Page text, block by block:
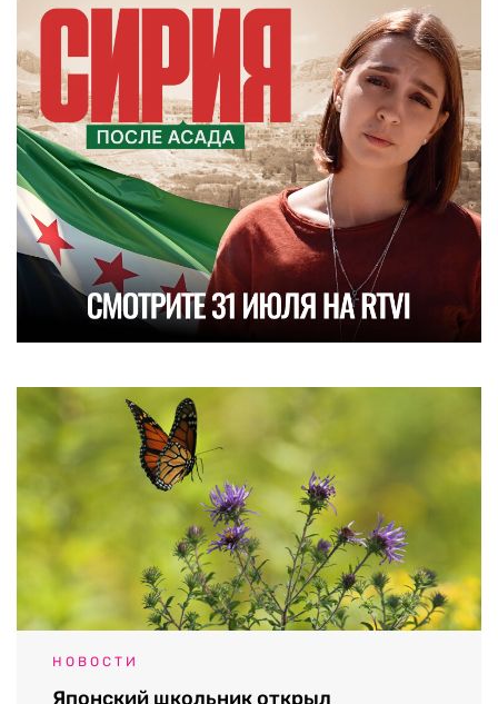
НОВОСТИ
Японский школьник открыл